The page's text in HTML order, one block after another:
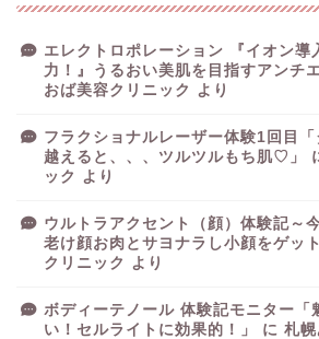
エレクトロポレーション 『イオン導
力！』うるおい美肌を目指すアンチ
おば美容クリニック
より
フラクショナルレーザー体験1回目「
越えると、、、ツルツルもち肌♡」
ック
より
ウルトラアクセント（顔）体験記～
老け顔お肉とサヨナラし小顔をゲッ
クリニック
より
ボディーテノール 体験記モニター「
い！セルライトに効果的！」
に 札